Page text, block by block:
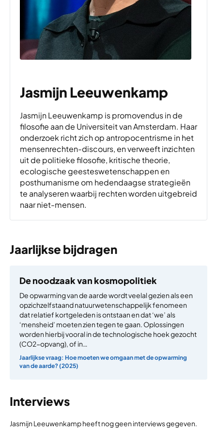
Jasmijn Leeuwenkamp
Jasmijn Leeuwenkamp is promovendus in de
filosofie aan de Universiteit van Amsterdam. Haar
onderzoek richt zich op antropocentrisme in het
mensenrechten-discours, en verweeft inzichten
uit de politieke filosofie, kritische theorie,
ecologische geesteswetenschappen en
posthumanisme om hedendaagse strategieën
te analyseren waarbij rechten worden uitgebreid
naar niet-mensen.
Jaarlijkse bijdragen
De noodzaak van kosmopolitiek
De opwarming van de aarde wordt veelal gezien als een
opzichzelfstaand natuurwetenschappelijk fenomeen
dat relatief kortgeleden is ontstaan en dat ‘we’ als
‘mensheid’ moeten zien tegen te gaan. Oplossingen
worden hierbij vooral in de technologische hoek gezocht
(CO2-opvang), of in…
Jaarlijkse vraag: Hoe moeten we omgaan met de opwarming
van de aarde? (2025)
Interviews
Jasmijn Leeuwenkamp heeft nog geen interviews gegeven.